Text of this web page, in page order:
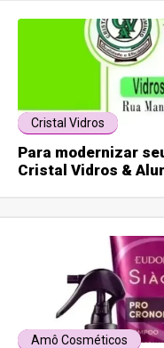
Cristal Vidros
Para modernizar
Cristal Vidros &
Amô Cosméticos